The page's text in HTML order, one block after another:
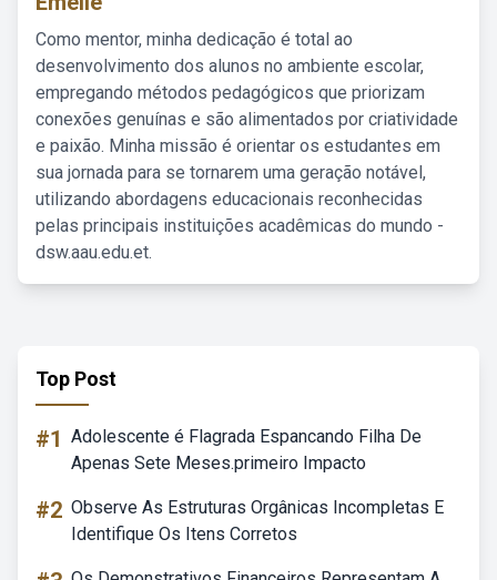
Como mentor, minha dedicação é total ao
desenvolvimento dos alunos no ambiente escolar,
empregando métodos pedagógicos que priorizam
conexões genuínas e são alimentados por criatividade
e paixão. Minha missão é orientar os estudantes em
sua jornada para se tornarem uma geração notável,
utilizando abordagens educacionais reconhecidas
pelas principais instituições acadêmicas do mundo -
dsw.aau.edu.et.
Top Post
#1 Adolescente é Flagrada Espancando Filha De
Apenas Sete Meses.primeiro Impacto
#2 Observe As Estruturas Orgânicas Incompletas E
Identifique Os Itens Corretos